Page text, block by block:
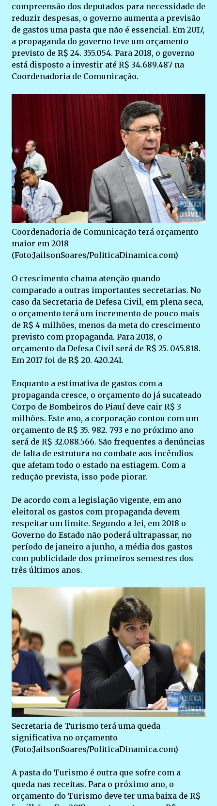
compreensão dos deputados para necessidade de
reduzir despesas, o governo aumenta a previsão
de gastos uma pasta que não é essencial. Em 2017,
a propaganda do governo teve um orçamento
previsto de R$ 24. 355.054. Para 2018, o governo
está disposto a investir até R$ 34.689.487 na
Coordenadoria de Comunicação.
Coordenadoria de Comunicação terá orçamento
maior em 2018
(Foto:JailsonSoares/PoliticaDinamica.com)
O crescimento chama atenção quando
comparado a outras importantes secretarias. No
caso da Secretaria de Defesa Civil, em plena seca,
o orçamento terá um incremento de pouco mais
de R$ 4 milhões, menos da meta do crescimento
previsto com propaganda. Para 2018, o
orçamento da Defesa Civil será de R$ 25. 045.818.
Em 2017 foi de R$ 20. 420.241.
Enquanto a estimativa de gastos com a
propaganda cresce, o orçamento do já sucateado
Corpo de Bombeiros do Piauí deve cair R$ 3
milhões. Este ano, a corporação contou com um
orçamento de R$ 35. 982. 793 e no próximo ano
será de R$ 32.088.566. São frequentes a denúncias
de falta de estrutura no combate aos incêndios
que afetam todo o estado na estiagem. Com a
redução prevista, isso pode piorar.
De acordo com a legislação vigente, em ano
eleitoral os gastos com propaganda devem
respeitar um limite. Segundo a lei, em 2018 o
Governo do Estado não poderá ultrapassar, no
período de janeiro a junho, a média dos gastos
com publicidade dos primeiros semestres dos
três últimos anos.
Secretaria de Turismo terá uma queda
significativa no orçamento
(Foto:JailsonSoares/PoliticaDinamica.com)
A pasta do Turismo é outra que sofre com a
queda nas receitas. Para o próximo ano, o
orçamento do Turismo deve ter uma baixa de R$